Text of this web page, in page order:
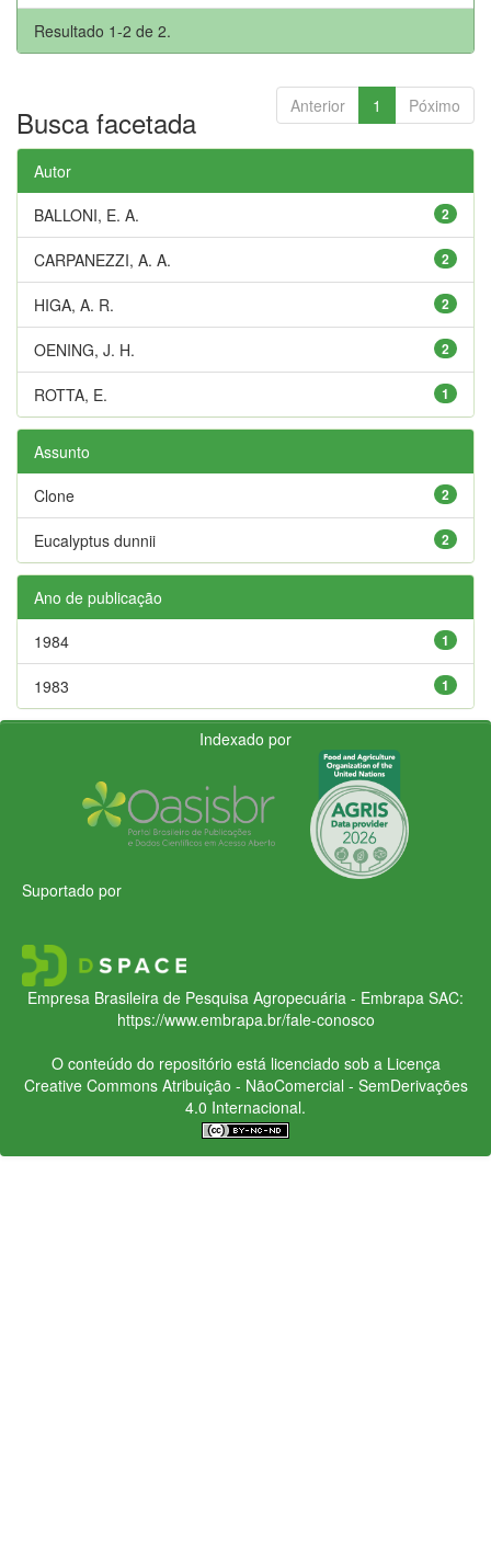
Resultado 1-2 de 2.
Anterior 1 Póximo
Busca facetada
Autor
2
BALLONI, E. A.
2
CARPANEZZI, A. A.
2
HIGA, A. R.
2
OENING, J. H.
1
ROTTA, E.
Assunto
2
Clone
2
Eucalyptus dunnii
Ano de publicação
1
1984
1
1983
Indexado por
Suportado por
Empresa Brasileira de Pesquisa Agropecuária - Embrapa SAC:
https://www.embrapa.br/fale-conosco
O conteúdo do repositório está licenciado sob a Licença
Creative CommonsAtribuição - NãoComercial - SemDerivações
4.0 Internacional.